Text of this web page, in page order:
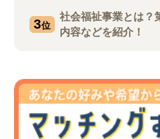
3位
社会福祉事業とは？
内容などを紹介！